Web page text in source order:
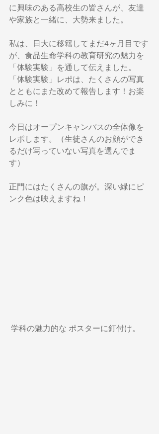
に興味のある高校生の皆さんが、友達
や家族と一緒に、大勢来ました。
私は、日大に移籍してまだ4ヶ月目です
が、食品生命学科の教育研究の魅力を
「体験実験」を通して伝えました。
「体験実験」レポは、たくさんの写真
とともにまた改めて報告します！お楽
しみに！
今日はオープンキャンパスの全体像を
レポします。（生徒さんのお顔ができ
るだけ写っていない写真を選んでま
す）
正門にはたくさんの旗が。深い緑にピ
ンク色は映えますね！
学科の魅力的な ポスターに釘付け。